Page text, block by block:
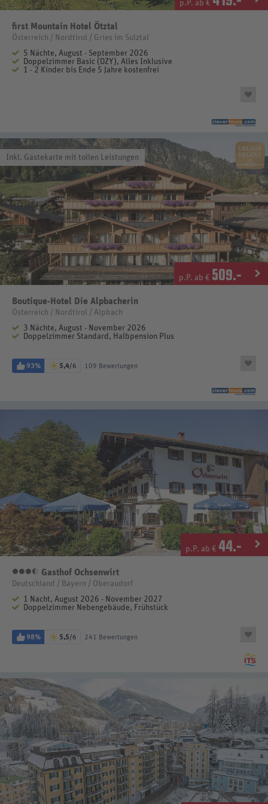
p.P. ab €
first Mountain Hotel Ötztal
Österreich / Nordtirol / Gries im Sulztal
5 Nächte, August - September 2026
Doppelzimmer Basic (DZY), Alles Inklusive
1 - 2 Kinder bis Ende 5 Jahre kostenfrei
Inkl. Gästekarte mit tollen Leistungen
p.P. ab € 509.-
Boutique-Hotel Die Alpbacherin
Österreich / Nordtirol / Alpbach
3 Nächte, August - November 2026
Doppelzimmer Standard, Halbpension Plus
93% 5,4/6 109 Bewertungen
p.P. ab € 44.-
3,5 Sterne
Gasthof Ochsenwirt
Deutschland / Bayern / Oberaudorf
1 Nacht, August 2026 - November 2027
Doppelzimmer Nebengebäude, Frühstück
98% 5,5/6 241 Bewertungen